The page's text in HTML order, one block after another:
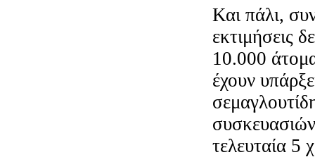
Και πάλι,
εκτιμήσεις
10.000
έχουν
τελευταία 5